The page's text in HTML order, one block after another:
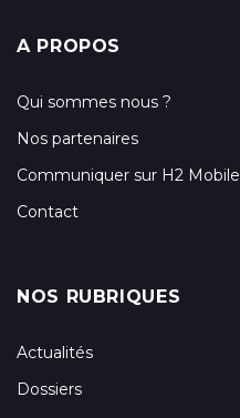
A PROPOS
Qui sommes nous ?
Nos partenaires
Communiquer sur H2 Mobile
Contact
NOS RUBRIQUES
Actualités
Dossiers